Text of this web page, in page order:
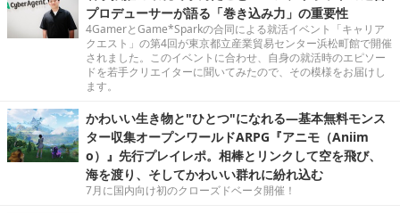
プロデューサーが語る「巻き込み力」の重要性
4GamerとGame*Sparkの合同による就活イベント「キャリア
クエスト」の第4回が東京都立産業貿易センター浜松町館で開催
されました。このイベントに合わせ、自身の就活時のエピソー
ドを若手クリエイターに聞いてみたので、その模様をお届けし
ます。
かわいい生き物と"ひとつ"になれる―基本無料モンス
ター収集オープンワールドARPG『アニモ（Aniim
o）』先行プレイレポ。相棒とリンクして空を飛び、
海を渡り、そしてかわいい群れに紛れ込む
7月に国内向け初のクローズドベータ開催！